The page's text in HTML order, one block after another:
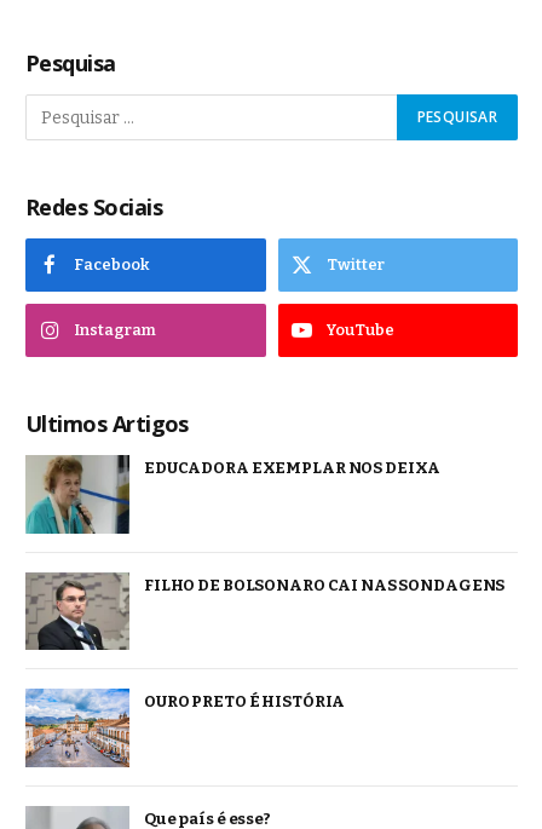
Pesquisa
Redes Sociais
Facebook Twitter
Instagram YouTube
Ultimos Artigos
EDUCADORA EXEMPLAR NOS DEIXA
FILHO DE BOLSONARO CAI NAS SONDAGENS
OURO PRETO É HISTÓRIA
Que país é esse?